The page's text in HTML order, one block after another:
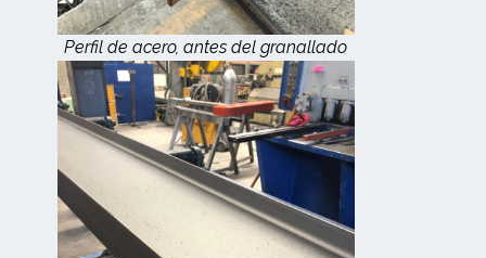
Perfil de acero, antes del granallado